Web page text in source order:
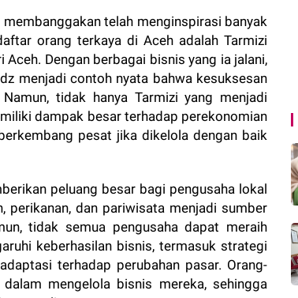
telah menginspirasi banyak
orang terkaya di Aceh adalah Tarmizi
Dengan berbagai bisnis yang ia jalani,
menjadi contoh nyata bahwa kesuksesan
tidak hanya Tarmizi yang menjadi
dampak besar terhadap perekonomian
pesat jika dikelola dengan baik
peluang besar bagi pengusaha lokal
perikanan, dan pariwisata menjadi sumber
tidak semua pengusaha dapat meraih
keberhasilan bisnis, termasuk strategi
terhadap perubahan pasar. Orang-
mengelola bisnis mereka, sehingga